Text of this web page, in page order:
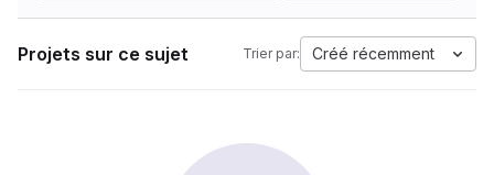
Projets sur ce sujet Trier par: Créé récemment